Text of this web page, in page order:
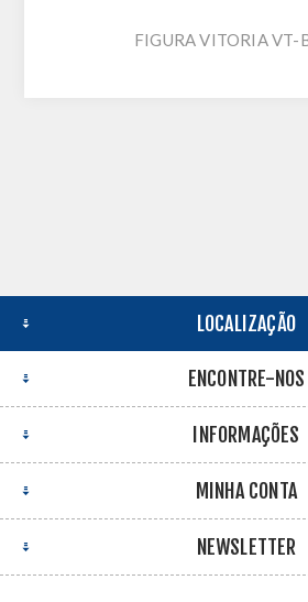
FIGURA VITORIA VT-
LOCALIZAÇÃO
ENCONTRE-NOS
INFORMAÇÕES
MINHA CONTA
NEWSLETTER